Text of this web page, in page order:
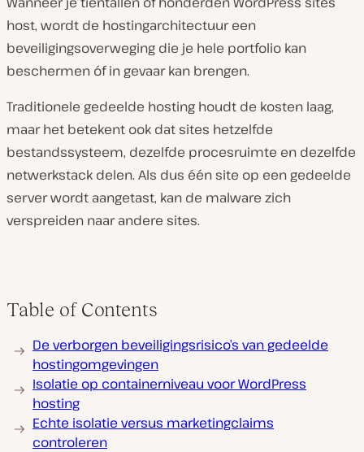
host, wordt de hostingarchitectuur een
beveiligingsoverweging die je hele portfolio kan
beschermen óf in gevaar kan brengen.
Traditionele gedeelde hosting houdt de kosten laag,
maar het betekent ook dat sites hetzelfde
bestandssysteem, dezelfde procesruimte en dezelfde
netwerkstack delen. Als dus één site op een gedeelde
server wordt aangetast, kan de malware zich
verspreiden naar andere sites.
Table of Contents
De verborgen beveiligingsrisico’s van gedeelde
hostingomgevingen
Isolatie op containerniveau voor WordPress
hosting
Echte isolatie versus marketingclaims
controleren